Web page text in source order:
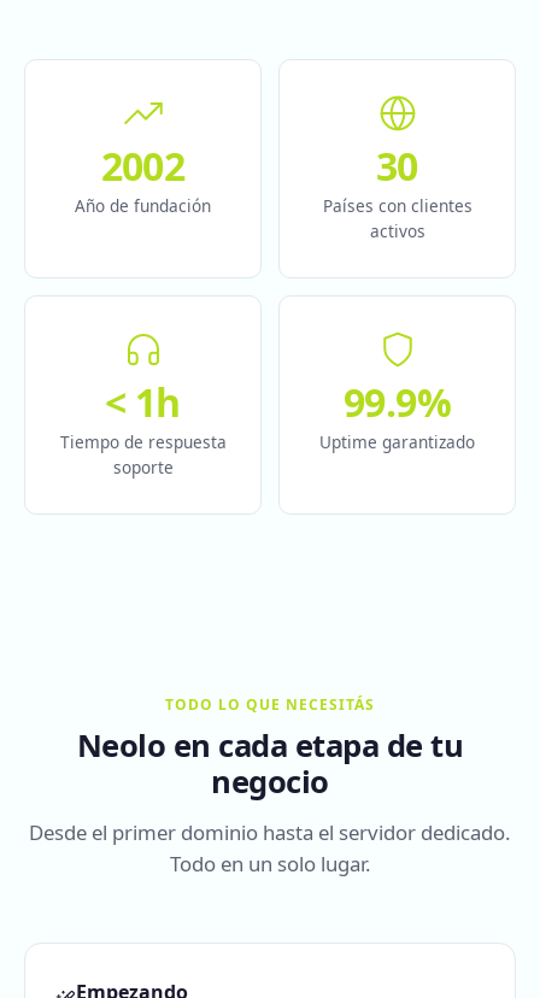
2002
Año de fundación
30
Países con clientes
activos
< 1h
Tiempo de respuesta
soporte
99.9%
Uptime garantizado
TODO LO QUE NECESITÁS
Neolo en cada etapa de tu
negocio
Desde el primer dominio hasta el servidor dedicado.
Todo en un solo lugar.
Empezando